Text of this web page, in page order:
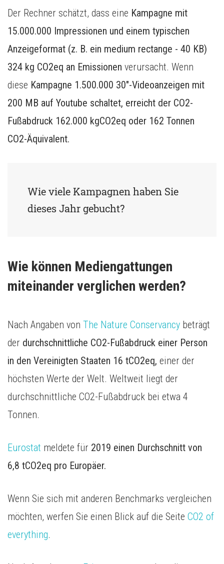
Der Rechner schätzt, dass eine Kampagne mit
15.000.000 Impressionen und einem typischen
Anzeigeformat (z. B. ein medium rectange - 40 KB)
324 kg CO2eq an Emissionen verursacht. Wenn
diese Kampagne 1.500.000 30"-Videoanzeigen mit
200 MB auf Youtube schaltet, erreicht der CO2-
Fußabdruck 162.000 kgCO2eq oder 162 Tonnen
CO2-Äquivalent.
Wie viele Kampagnen haben Sie
dieses Jahr gebucht?
Wie können Mediengattungen
miteinander verglichen werden?
Nach Angaben von The Nature Conservancy beträgt
der durchschnittliche CO2-Fußabdruck einer Person
in den Vereinigten Staaten 16 tCO2eq, einer der
höchsten Werte der Welt. Weltweit liegt der
durchschnittliche CO2-Fußabdruck bei etwa 4
Tonnen.
Eurostat meldete für 2019 einen Durchschnitt von
6,8 tCO2eq pro Europäer.
Wenn Sie sich mit anderen Benchmarks vergleichen
möchten, werfen Sie einen Blick auf die Seite CO2 of
everything.